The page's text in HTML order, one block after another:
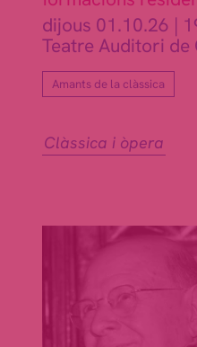
dijous 01.10.26 |
Teatre Auditori
Amants de la clàssica
Clàssica i òpera